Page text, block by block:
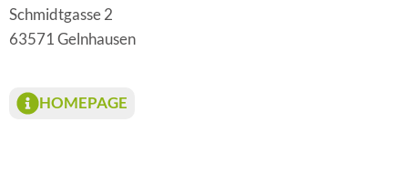
Schmidtgasse 2
63571 Gelnhausen
HOMEPAGE